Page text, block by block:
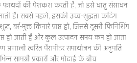
फायदों की पेशकश करती है, जो इसे धातु संसाधन
है। सबसे पहले, इसकी उच्च-शुद्धता कटिंग
बर्र-मुक्त किनारे प्राप्त हों, जिससे दूसरी फिनिशिंग
हो जाती है और कुल उत्पादन समय कम हो जाता
प्रणाली त्वरित पैरामीटर समायोजन की अनुमति
सामग्री प्रकारों और मोटाई के बीच